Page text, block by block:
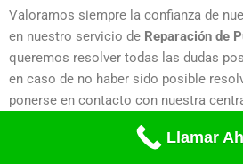
Valoramos siempre la confianza de
en nuestro servicio de Reparación de
queremos resolver todas las dudas
en caso de no haber sido posible
ponerse en contacto con nuestra
todo lo que usted necesite.
Llamar